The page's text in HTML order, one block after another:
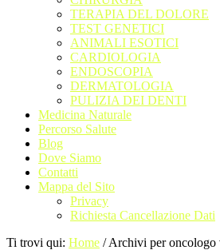
TERAPIA DEL DOLORE
TEST GENETICI
ANIMALI ESOTICI
CARDIOLOGIA
ENDOSCOPIA
DERMATOLOGIA
PULIZIA DEI DENTI
Medicina Naturale
Percorso Salute
Blog
Dove Siamo
Contatti
Mappa del Sito
Privacy
Richiesta Cancellazione Dati
Ti trovi qui: Home /Archivi per oncologo